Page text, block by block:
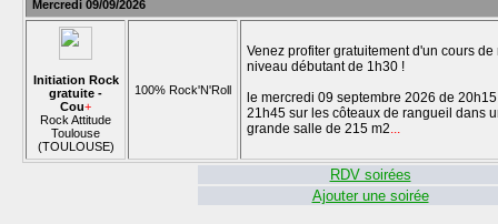
Mercredi 09/09/2026
Initiation Rock
gratuite -
Cou+
Rock Attitude
Toulouse
(TOULOUSE)
100% Rock'N'Roll
Venez profiter gratuitement d'un cours de
niveau débutant de 1h30 !
le mercredi 09 septembre 2026 de
21h45 sur les côteaux de rangueil dans
grande salle de 215 m2...
RDV soirées
Ajouter une soirée